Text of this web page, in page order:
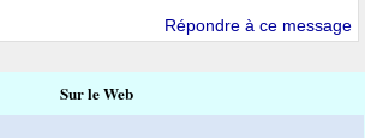
Répondre à ce message
Sur le Web